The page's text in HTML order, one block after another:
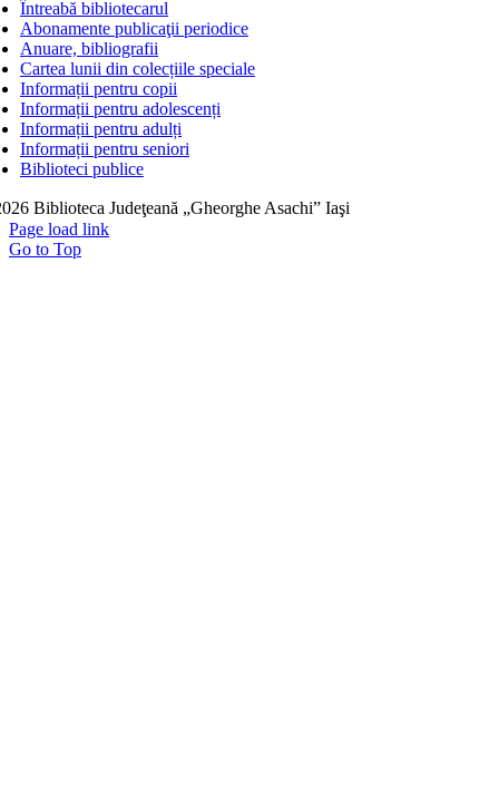
Întreabă bibliotecarul
Abonamente publicaţii periodice
Anuare, bibliografii
Cartea lunii din colecțiile speciale
Informații pentru copii
Informații pentru adolescenți
Informații pentru adulți
Informații pentru seniori
Biblioteci publice
Biblioteca Judeţeană „Gheorghe Asachi” Iaşi
Page load link
Go to Top